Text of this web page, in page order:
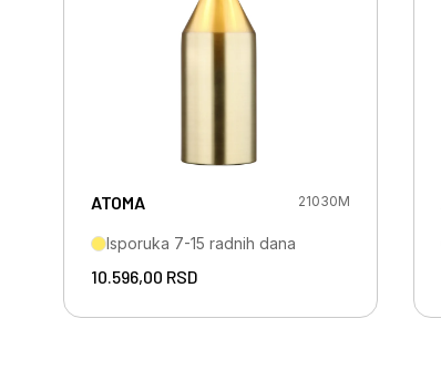
ATOMA 21030M
Isporuka 7-15 radnih dana
10.596,00 RSD